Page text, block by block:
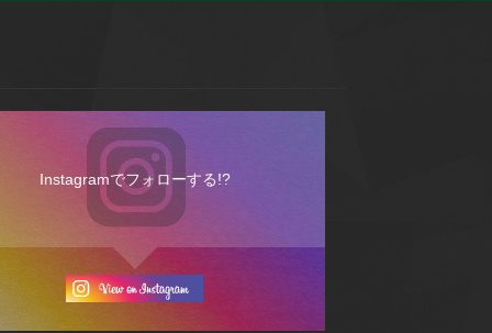
Instagramでフォローする!?